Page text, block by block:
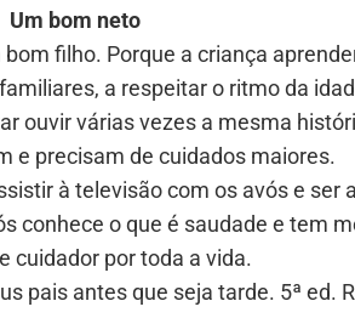
Um bom neto
filho. Porque a criança
a respeitar o ritmo da
ouvir várias vezes a mesma
e precisam de cuidados maiores.
à televisão com os avós e ser
conhece o que é saudade e tem
cuidador por toda a vida.
pais antes que seja tarde. 5ª ed.